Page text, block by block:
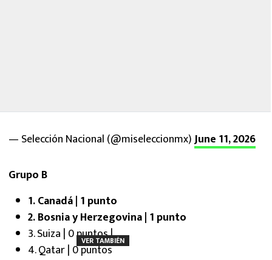
— Selección Nacional (@miseleccionmx)June 11, 2026
Grupo B
1. Canadá | 1 punto
2. Bosnia y Herzegovina | 1 punto
3. Suiza | 0 puntos |
4. Qatar | 0 puntos
VER TAMBIÉN